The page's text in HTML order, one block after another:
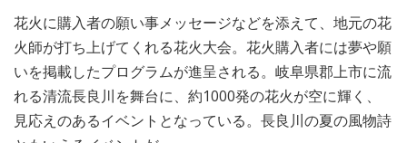
花火に購入者の願い事メッセージなどを添えて、地元の花
火師が打ち上げてくれる花火大会。花火購入者には夢や願
いを掲載したプログラムが進呈される。岐阜県郡上市に流
れる清流長良川を舞台に、約1000発の花火が空に輝く、
見応えのあるイベントとなっている。長良川の夏の風物詩